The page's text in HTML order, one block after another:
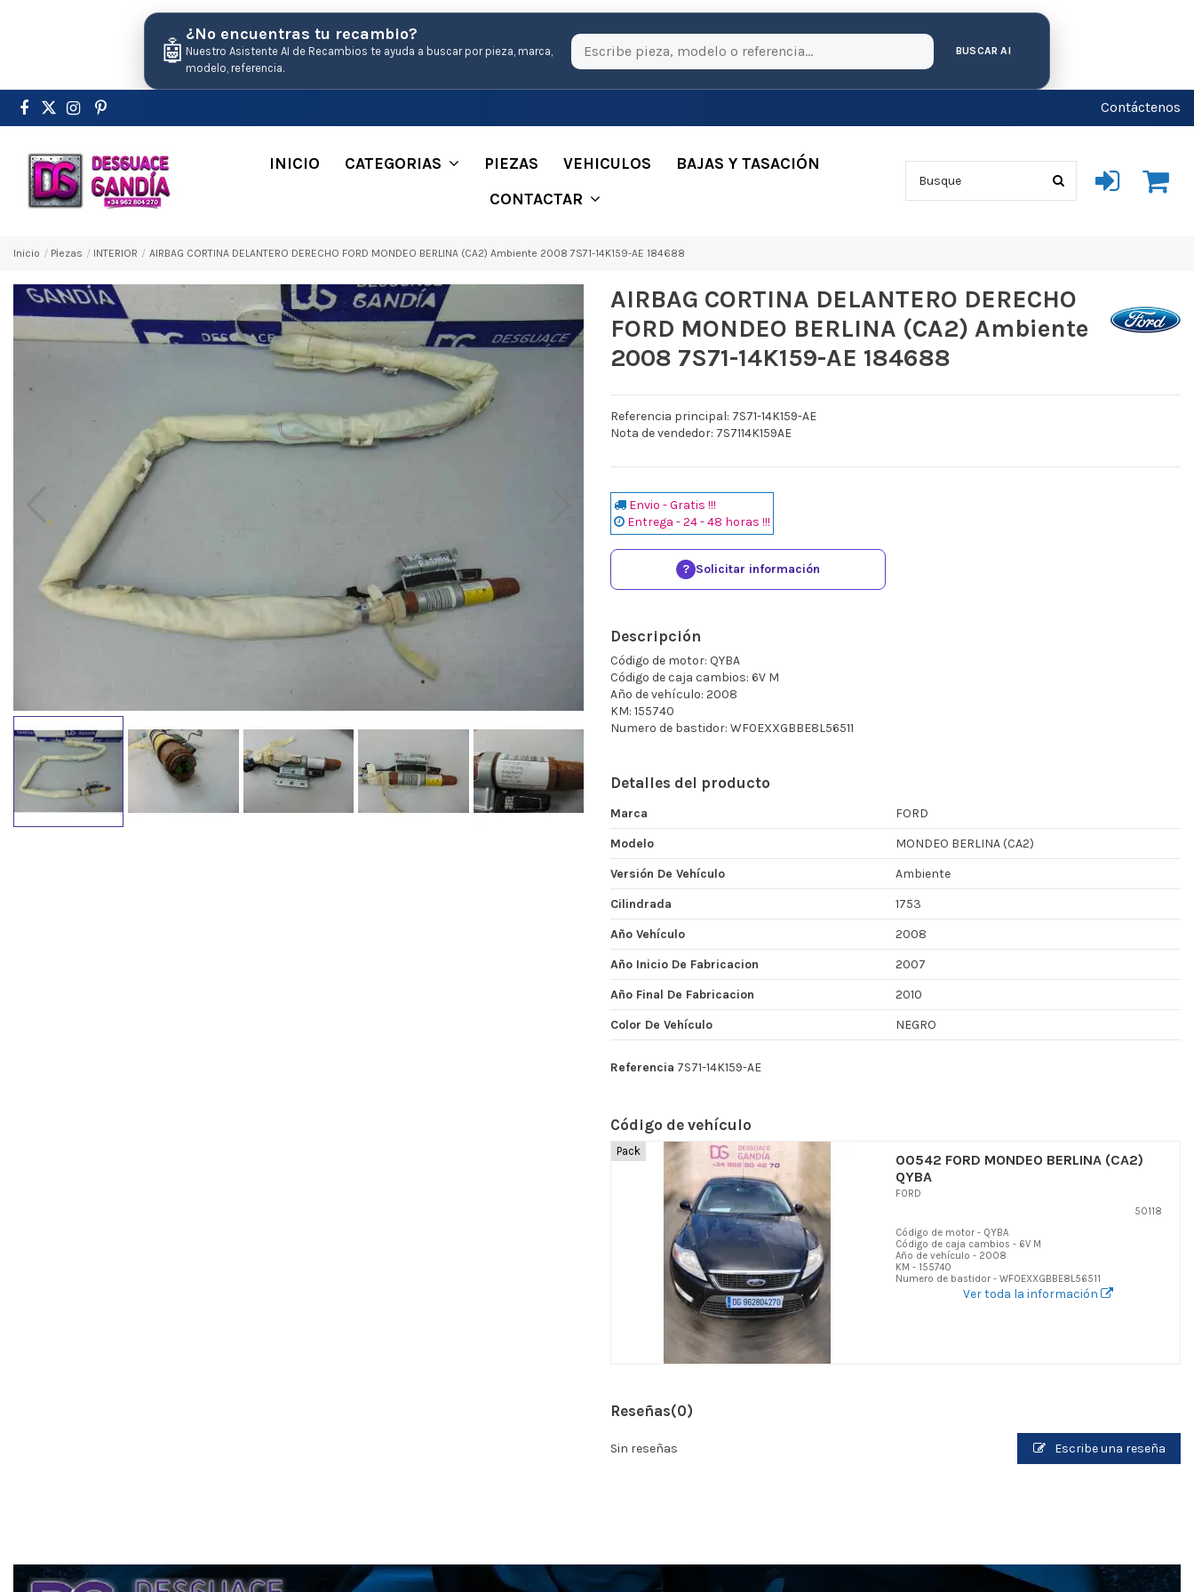
🤖
¿No encuentras tu recambio?
Nuestro Asistente AI de Recambios te ayuda a buscar por pieza, marca,
modelo, referencia.
BUSCAR AI
Contáctenos
INICIO CATEGORIAS PIEZAS VEHICULOS
BAJAS Y TASACIÓN
CONTACTAR
Inicio Pіezas INTERIOR AIRBAG CORTINA DELANTERO DERECHO FORD MONDEO BERLINA (CA2) Ambiente 2008 7S71-14K159-AE 184688
AIRBAG CORTINA DELANTERO DERECHO
FORD MONDEO BERLINA (CA2) Ambiente
2008 7S71-14K159-AE 184688
Referencia principal: 7S71-14K159-AE
Nota de vendedor: 7S7114K159AE
Envio - Gratis !!!
Entrega - 24 - 48 horas !!!
? Solicitar información
Descripción
Código de motor: QYBA
Código de caja cambios: 6V M
Año de vehículo: 2008
KM: 155740
Numero de bastidor: WF0EXXGBBE8L56511
Detalles del producto
Marca
FORD
Modelo
MONDEO BERLINA (CA2)
Versión De Vehículo
Ambiente
Cilindrada
1753
Año Vehículo
2008
Año Inicio De Fabricacion
2007
Año Final De Fabricacion
2010
Color De Vehículo
NEGRO
Referencia 7S71-14K159-AE
Código de vehículo
Pack
00542 FORD MONDEO BERLINA (CA2)
QYBA
FORD
50118
Código de motor - QYBA
Código de caja cambios - 6V M
Año de vehículo - 2008
KM - 155740
Numero de bastidor - WF0EXXGBBE8L56511
Ver toda la información
Reseñas(0)
Sin reseñas Escribe una reseña